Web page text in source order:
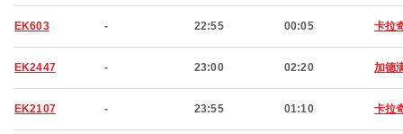
EK603 - 22:55 00:05 卡拉
EK2447 - 23:00 02:20 加德
EK2107 - 23:55 01:10 卡拉